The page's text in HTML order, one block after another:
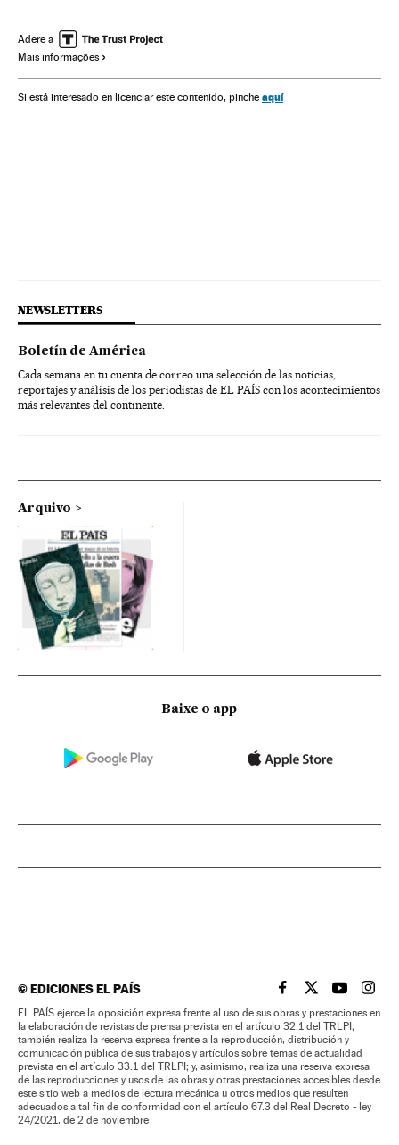
Reino Unido Europa Ocidental
Adere a
Mais informações
Si está interesado en licenciar este contenido, pinche aquí
NEWSLETTERS
Boletín de América
Cada semana en tu cuenta de correo una selección de las noticias,
reportajes y análisis de los periodistas de EL PAÍS con los acontecimientos
más relevantes del continente.
Arquivo
Baixe o app
©EDICIONES EL PAÍS EL PAÍS BRASIL EN
EL PAÍSEL PAÍS
EL
EL PAÍS ejerce la oposición expresa frente al uso de sus obras y prestaciones en
la elaboración de revistas de prensa prevista en el artículo 32.1 del TRLPI;
también realiza la reserva expresa frente a la reproducción, distribución y
comunicación pública de sus trabajos y artículos sobre temas de actualidad
prevista en el artículo 33.1 del TRLPI; y, asimismo, realiza una reserva expresa
de las reproducciones y usos de las obras y otras prestaciones accesibles desde
este sitio web a medios de lectura mecánica u otros medios que resulten
adecuados a tal fin de conformidad con el artículo 67.3 del Real Decreto - ley
24/2021, de 2 de noviembre